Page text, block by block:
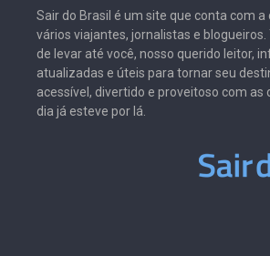
Sair do Brasil é um site que conta com a
vários viajantes, jornalistas e
de levar até você, nosso querido leitor,
atualizadas e úteis para tornar seu
acessível, divertido e proveitoso com as
dia já esteve por lá.